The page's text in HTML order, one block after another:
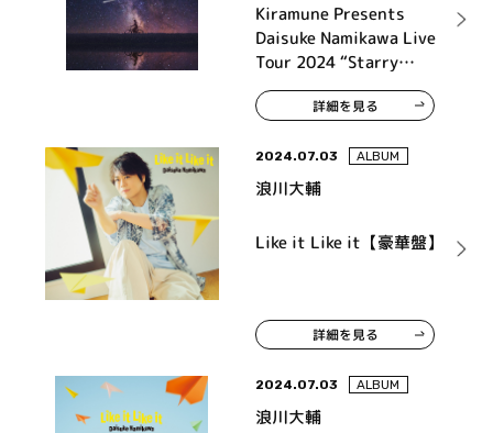
Kiramune Presents
Daisuke Namikawa Live
Tour 2024 “Starry
Heaven” Live Blu-ray
詳細を見る
2024.07.03 ALBUM
浪川大輔
Like it Like it【豪華盤】
詳細を見る
2024.07.03 ALBUM
浪川大輔